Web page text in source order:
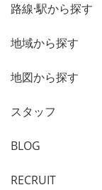
路線·駅から探す
地域から探す
地図から探す
スタッフ
BLOG
RECRUIT